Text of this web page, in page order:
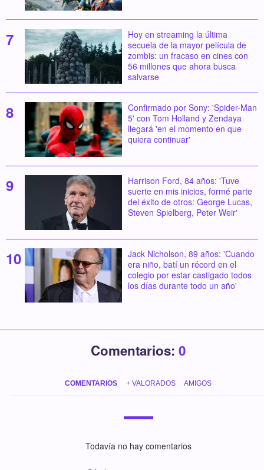
Hoy en streaming la última
secuela de la mayor película de
zombis: un fracaso en cines con
56 millones que ahora busca
salvarse
Confirmado por Sony: 'Spider-Man
5' con Tom Holland y Zendaya
llegará 'en el momento en que
quiera continuar'
Harrison Ford, 84 años: 'Tuve
suerte en mis inicios, formé parte
del éxito de otros: George Lucas,
Steven Spielberg, Peter Weir'
Jack Nicholson, 89 años: 'Cuando
era niño, batí un récord en el
colegio por estar castigado todos
los días durante todo un año'
Comentarios: 0
COMENTARIOS + VALORADOS AMIGOS
Todavía no hay comentarios